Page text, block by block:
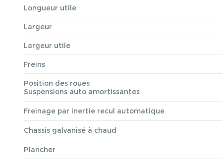
Longueur utile
Largeur
Largeur utile
Freins
Position des roues
Suspensions auto amortissantes
Freinage par inertie recul automatique
Chassis galvanisé à chaud
Plancher